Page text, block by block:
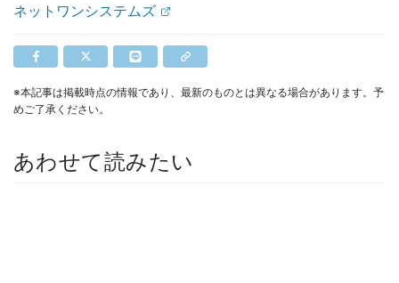
ネットワンシステムズ
※本記事は掲載時点の情報であり、最新のものとは異なる場合があります。予
めご了承ください。
あわせて読みたい